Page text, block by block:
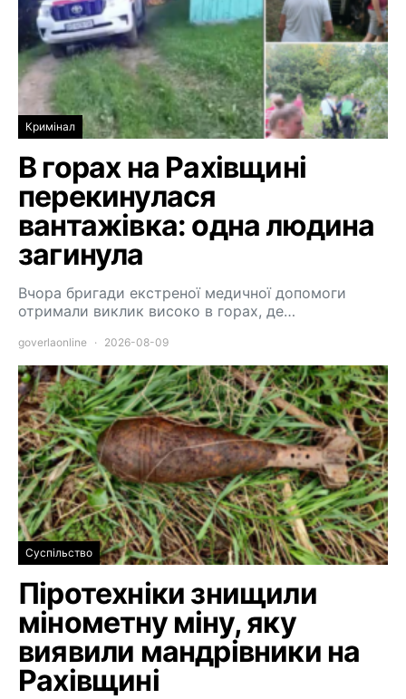
Кримінал
В горах на Рахівщині
перекинулася
вантажівка: одна людина
загинула
Вчора бригади екстреної медичної допомоги
отримали виклик високо в горах, де…
goverlaonline 2026-08-09
Суспільство
Піротехніки знищили
мінометну міну, яку
виявили мандрівники на
Рахівщині